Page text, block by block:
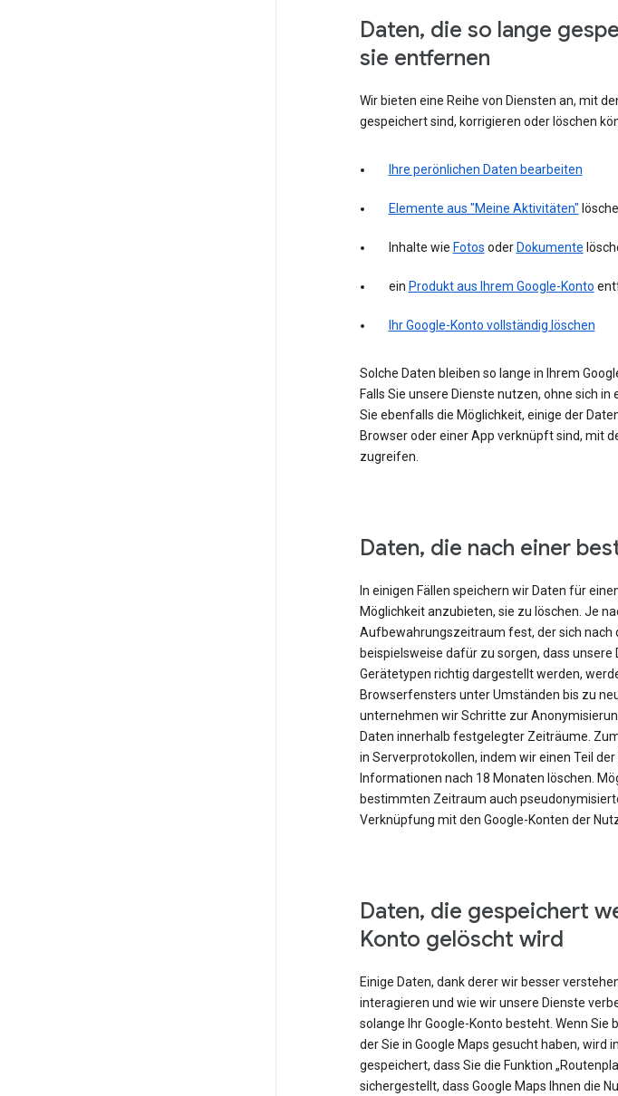
Daten, die so lange
sie entfernen
Wir bieten eine Reihe von Diensten an, mit
gespeichert sind, korrigieren oder löschen
Ihre perönlichen Daten bearbeiten
Elemente aus "Meine Aktivitäten"
Inhalte wie Fotos oder Dokumente
ein Produkt aus Ihrem Google-Konto
Ihr Google-Konto vollständig löschen
Solche Daten bleiben so lange in Ihrem
Falls Sie unsere Dienste nutzen, ohne sich
Sie ebenfalls die Möglichkeit, einige der
Browser oder einer App verknüpft sind, mit
zugreifen.
Daten, die nach einer
In einigen Fällen speichern wir Daten für
Möglichkeit anzubieten, sie zu löschen. Je
Aufbewahrungszeitraum fest, der sich nach
beispielsweise dafür zu sorgen, dass
Gerätetypen richtig dargestellt werden,
Browserfensters unter Umständen bis zu
unternehmen wir Schritte zur
Daten innerhalb festgelegter Zeiträume.
in Serverprotokollen, indem wir einen Teil
Informationen nach 18 Monaten löschen.
bestimmten Zeitraum auch
Verknüpfung mit den Google-Konten der
Daten, die gespeichert
Konto gelöscht wird
Einige Daten, dank derer wir besser
interagieren und wie wir unsere Dienste
solange Ihr Google-Konto besteht. Wenn Sie
der Sie in Google Maps gesucht haben,
gespeichert, dass Sie die Funktion
sichergestellt, dass Google Maps Ihnen die